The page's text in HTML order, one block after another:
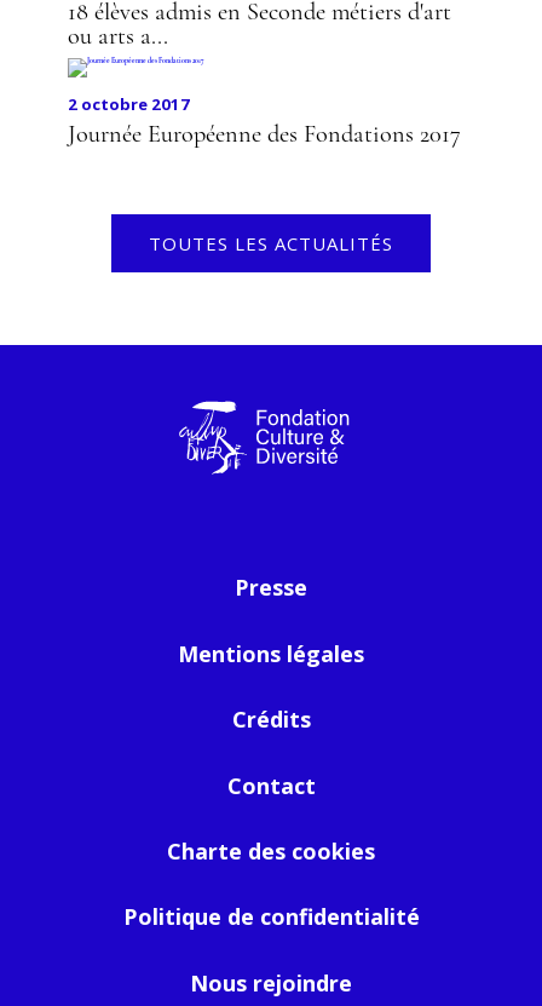
18 élèves admis en Seconde métiers d'art
ou arts a...
2 octobre 2017
Journée Européenne des Fondations 2017
TOUTES LES ACTUALITÉS
Presse
Mentions légales
Crédits
Contact
Charte des cookies
Politique de confidentialité
Nous rejoindre